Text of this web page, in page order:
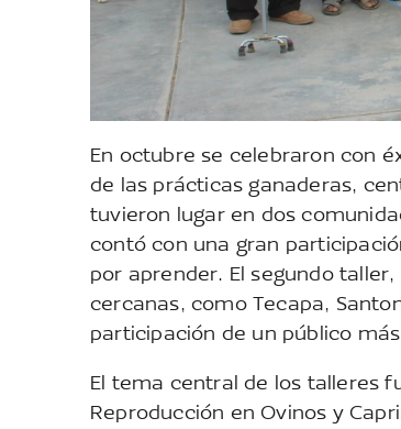
En octubre se celebraron con
de las prácticas ganaderas,
tuvieron lugar en dos
contó con una gran
por aprender. El segundo
cercanas, como Tecapa,
participación de un público
El tema central de los talleres
Reproducción en Ovinos y